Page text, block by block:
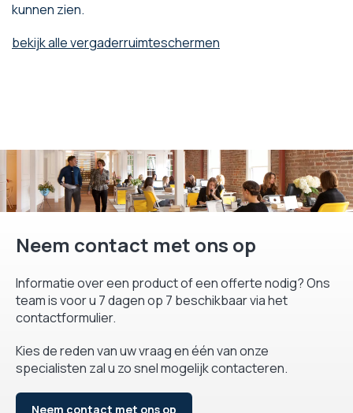
kunnen zien.
bekijk alle vergaderruimteschermen
Neem contact met ons op
Informatie over een product of een offerte nodig? Ons
team is voor u 7 dagen op 7 beschikbaar via het
contactformulier.
Kies de reden van uw vraag en één van onze
specialisten zal u zo snel mogelijk contacteren.
Neem contact met ons op